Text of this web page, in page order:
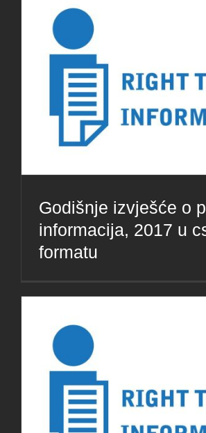
Godišnje izvješće o
informacija, 2017 u
formatu